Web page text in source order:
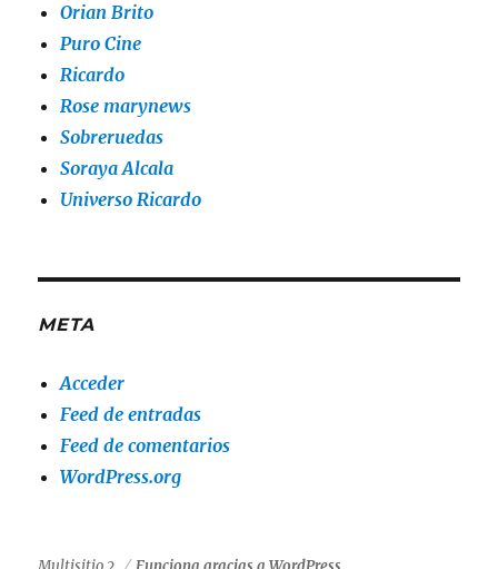
Orian Brito
Puro Cine
Ricardo
Rose marynews
Sobreruedas
Soraya Alcala
Universo Ricardo
META
Acceder
Feed de entradas
Feed de comentarios
WordPress.org